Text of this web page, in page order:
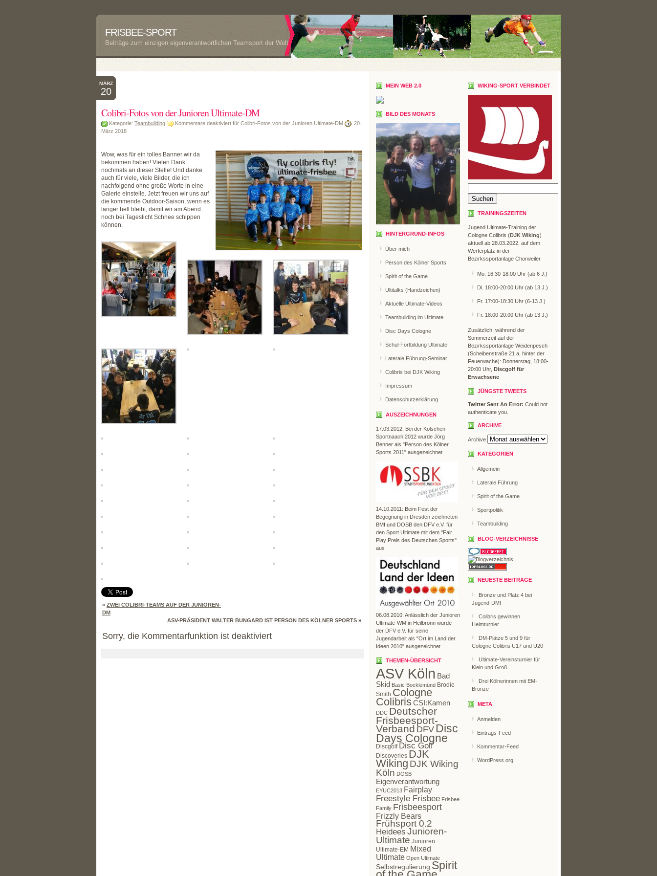
FRISBEE-SPORT
Beiträge zum einzigen eigenverantwortlichen Teamsport der Welt
MÄRZ
20
Colibri-Fotos von der Junioren Ultimate-DM
Kategorie: Teambuilding Kommentare deaktiviert für Colibri-Fotos von der Junioren Ultimate-DM
20.
März 2018
Wow, was für ein tolles Banner wir da
bekommen haben! Vielen Dank
nochmals an dieser Stelle! Und danke
auch für viele, viele Bilder, die ich
nachfolgend ohne große Worte in eine
Galerie einstelle. Jetzt freuen wir uns auf
die kommende Outdoor-Saison, wenn es
länger hell bleibt, damit wir am Abend
noch bei Tageslicht Schnee schippen
können.
« ZWEI COLIBRI-TEAMS AUF DER JUNIOREN-
DM
ASV-PRÄSIDENT WALTER BUNGARD IST PERSON DES KÖLNER SPORTS »
Sorry, die Kommentarfunktion ist deaktiviert
MEIN WEB 2.0
BILD DES MONATS
HINTERGRUND-INFOS
Über mich
Person des Kölner Sports
Spirit of the Game
Ultitalks (Handzeichen)
Aktuelle Ultimate-Videos
Teambuilding im Ultimate
Disc Days Cologne
Schul-Fortbildung Ultimate
Laterale Führung-Seminar
Colibris bei DJK Wiking
Impressum
Datenschutzerklärung
AUSZEICHNUNGEN
17.03.2012: Bei der Kölschen
Sportnaach 2012 wurde Jörg
Benner als "Person des Kölner
Sports 2011" ausgezeichnet
14.10.2011: Beim Fest der
Begegnung in Dresden zeichneten
BMI und DOSB den DFV e.V. für
den Sport Ultimate mit dem "Fair
Play Preis des Deutschen Sports"
aus
06.08.2010: Anlässlich der Junioren
Ultimate-WM in Heilbronn wurde
der DFV e.V. für seine
Jugendarbeit als "Ort im Land der
Ideen 2010" ausgezeichnet
THEMEN-ÜBERSICHT
ASV Köln Bad
Skid Basic Bocklemünd Brodie
Smith Cologne
ColibrisCSI:Kamen
DDC Deutscher
Frisbeesport-
Verband DFV Disc
Days Cologne
Discgolf Disc Golf
Discoveries DJK
Wiking DJK Wiking
Köln DOSB
Eigenverantwortung
EYUC2013 Fairplay
Freestyle Frisbee Frisbee
Family Frisbeesport
Frizzly Bears
Frühsport 0.2
Heidees Junioren-
Ultimate Junioren
Ultimate-EM Mixed
Ultimate Open Ultimate
Selbstregulierung Spirit
WIKING-SPORT VERBINDET
TRAININGSZEITEN
Jugend Ultimate-Training der
Cologne Colibris (DJK Wiking)
aktuell ab 28.03.2022, auf dem
Werferplatz in der
Bezirkssportanlage Chorweiler
Mo. 16:30-18:00 Uhr (ab 6 J.)
Di. 18:00-20:00 Uhr (ab 13 J.)
Fr. 17:00-18:30 Uhr (6-13 J.)
Fr. 18:00-20:00 Uhr (ab 13 J.)
Zusätzlich, während der
Sommerzeit auf der
Bezirkssportanlage Weidenpesch
(Scheibenstraße 21 a, hinter der
Feuerwache): Donnerstag, 18:00-
20:00 Uhr, Discgolf für
Erwachsene
JÜNGSTE TWEETS
Twitter Sent An Error: Could not
authenticate you.
ARCHIVE
Archive
KATEGORIEN
Allgemein
Laterale Führung
Spirit of the Game
Sportpolitik
Teambuilding
BLOG-VERZEICHNISSE
NEUESTE BEITRÄGE
Bronze und Platz 4 bei
Jugend-DM!
Colibris gewinnen
Heimturnier
DM-Plätze 5 und 9 für
Cologne Colibris U17 und U20
Ultimate-Vereinsturnier für
Klein und Groß
Drei Kölnerinnen mit EM-
Bronze
META
Anmelden
Eintrags-Feed
Kommentar-Feed
WordPress.org